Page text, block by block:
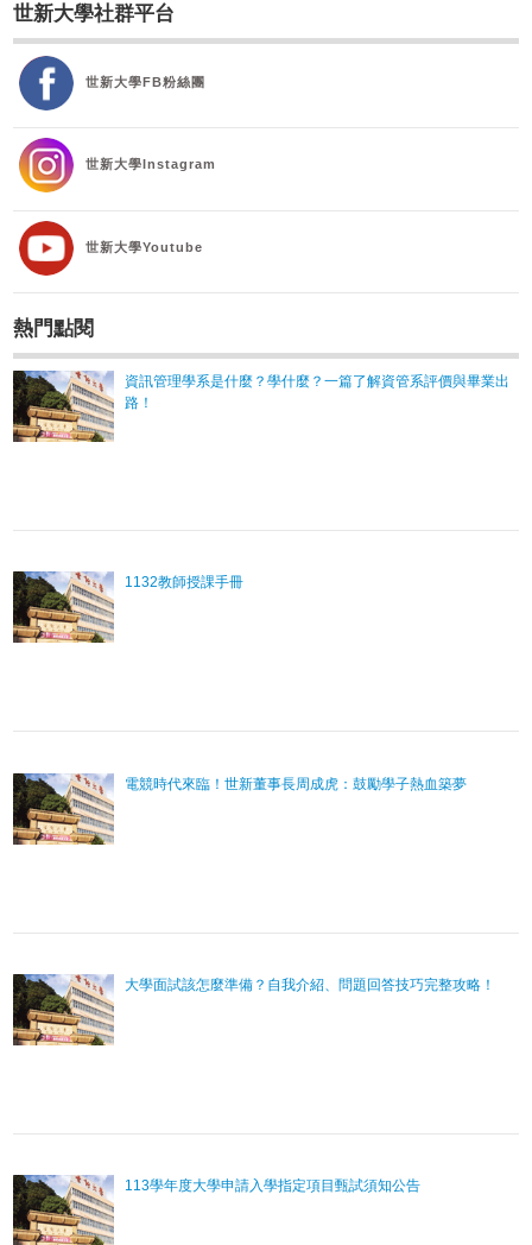
世新大學社群平台
世新大學FB粉絲團
世新大學Instagram
世新大學Youtube
熱門點閱
資訊管理學系是什麼？學什麼？一篇了解資管系評價與畢業出
路！
1132教師授課手冊
電競時代來臨！世新董事長周成虎：鼓勵學子熱血築夢
大學面試該怎麼準備？自我介紹、問題回答技巧完整攻略！
113學年度大學申請入學指定項目甄試須知公告